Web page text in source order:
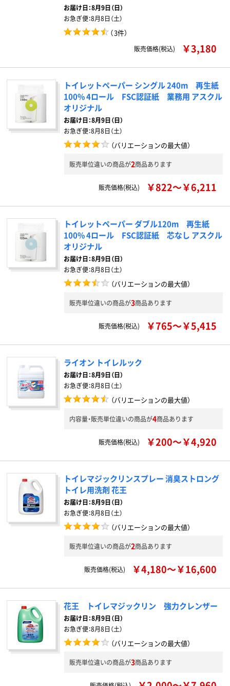
お届け日：8月9日（日）
お急ぎ便：8月8日（土）
（3件）
販売価格(税込) ￥3,180
トイレットペーパー シングル 240m 再生紙
100% 4ロール FSC認証紙 業務用 アスクル
オリジナル
お届け日：8月9日（日）
お急ぎ便：8月8日（土）
（バリエーションの最大値）
販売単位違いの商品が2商品あります
販売価格(税込) ￥822～￥6,211
トイレットペーパー ダブル120m 再生紙
100% 4ロール FSC認証紙 芯なし アスクル
オリジナル
お届け日：8月9日（日）
お急ぎ便：8月8日（土）
（バリエーションの最大値）
販売単位違いの商品が3商品あります
販売価格(税込) ￥765～￥5,415
ライオン トイレルック
お届け日：8月9日（日）
お急ぎ便：8月8日（土）
（バリエーションの最大値）
内容量・販売単位違いの商品が4商品あります
販売価格(税込) ￥200～￥4,920
トイレマジックリンスプレー 消臭ストロング
トイレ用洗剤 花王
お届け日：8月9日（日）
お急ぎ便：8月8日（土）
（バリエーションの最大値）
販売単位違いの商品が2商品あります
販売価格(税込) ￥4,180～￥16,600
花王 トイレマジックリン 強力クレンザー
お届け日：8月9日（日）
お急ぎ便：8月8日（土）
（バリエーションの最大値）
販売単位違いの商品が3商品あります